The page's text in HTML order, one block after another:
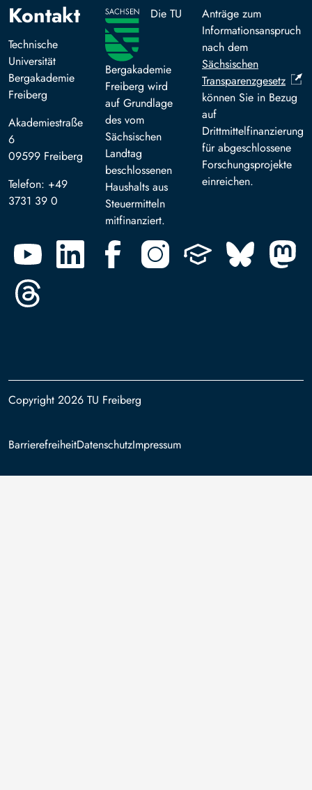
Kontakt
Technische
Universität
Bergakademie
Freiberg
Akademiestraße
6
09599 Freiberg
Telefon: +49
3731 39 0
Die TU
Bergakademie
Freiberg wird
auf Grundlage
des vom
Sächsischen
Landtag
beschlossenen
Haushalts aus
Steuermitteln
mitfinanziert.
Anträge zum
Informationsanspruch
nach dem
Sächsischen
Transparenzgesetz
können Sie in Bezug
auf
Drittmittelfinanzierung
für abgeschlossene
Forschungsprojekte
einreichen.
Copyright 2026 TU Freiberg
Footer
BarrierefreiheitDatenschutzImpressum